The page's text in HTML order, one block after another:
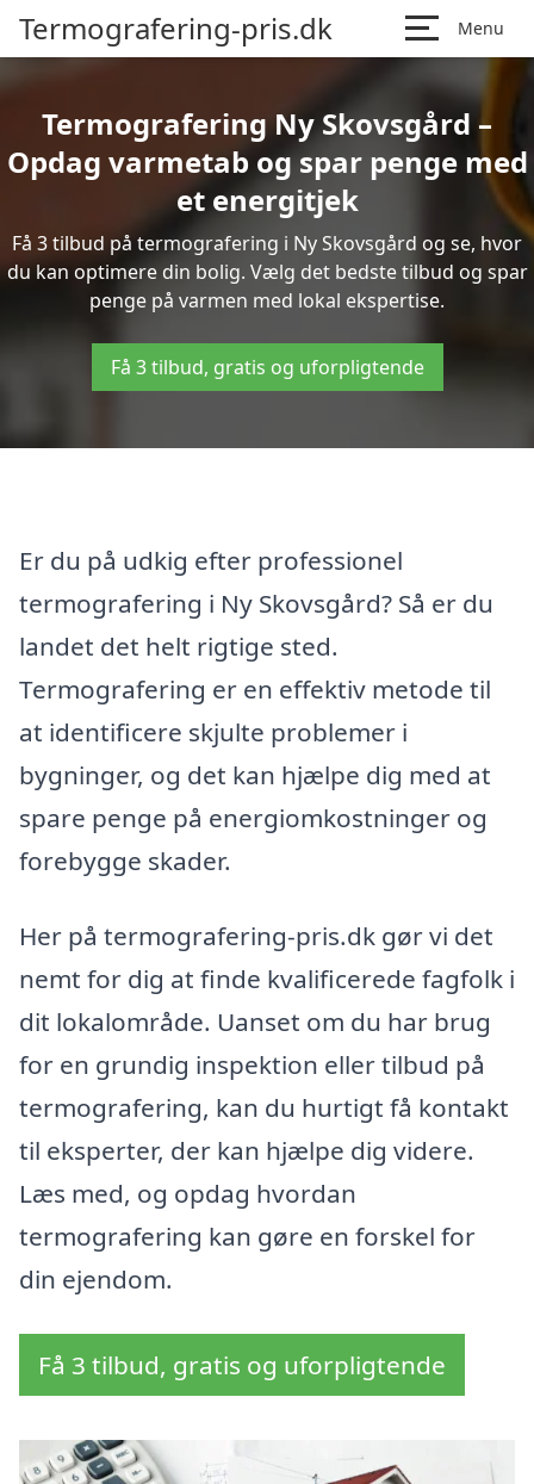
Termografering-pris.dk Menu
Termografering Ny Skovsgård –
Opdag varmetab og spar penge med
et energitjek
Få 3 tilbud på termografering i Ny Skovsgård og se, hvor
du kan optimere din bolig. Vælg det bedste tilbud og spar
penge på varmen med lokal ekspertise.
Få 3 tilbud, gratis og uforpligtende
Er du på udkig efter professionel
termografering i Ny Skovsgård? Så er du
landet det helt rigtige sted.
Termografering er en effektiv metode til
at identificere skjulte problemer i
bygninger, og det kan hjælpe dig med at
spare penge på energiomkostninger og
forebygge skader.
Her på termografering-pris.dk gør vi det
nemt for dig at finde kvalificerede fagfolk i
dit lokalområde. Uanset om du har brug
for en grundig inspektion eller tilbud på
termografering, kan du hurtigt få kontakt
til eksperter, der kan hjælpe dig videre.
Læs med, og opdag hvordan
termografering kan gøre en forskel for
din ejendom.
Få 3 tilbud, gratis og uforpligtende